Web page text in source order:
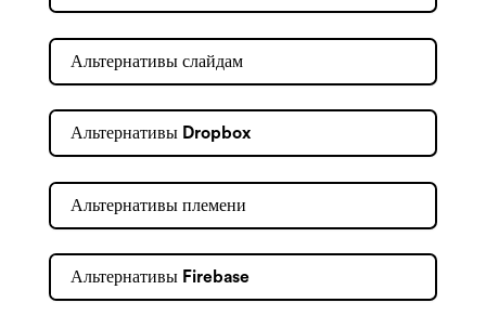
Альтернативы слайдам
Альтернативы Dropbox
Альтернативы племени
Альтернативы Firebase